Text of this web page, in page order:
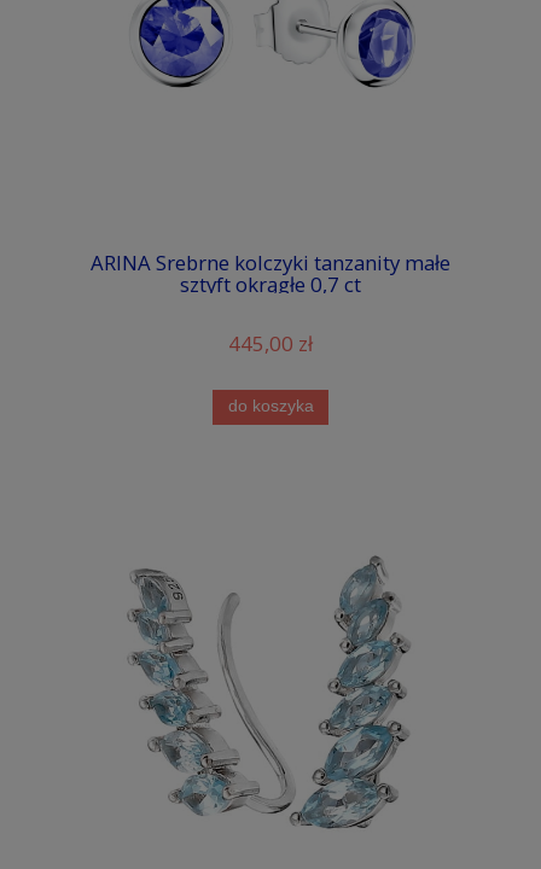
ARINA Srebrne kolczyki tanzanity małe
sztyft okrągłe 0,7 ct
445,00 zł
do koszyka